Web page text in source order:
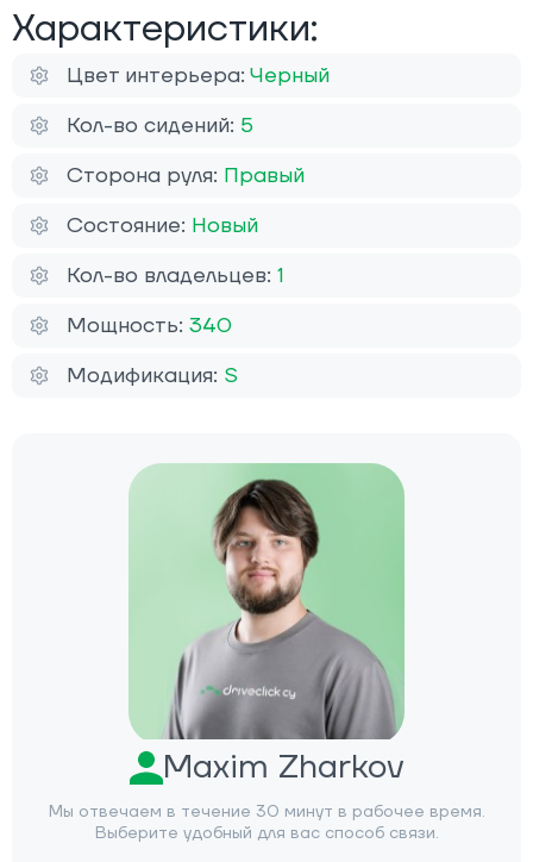
Maxim Zharkov
Мы отвечаем в течение 30 минут в рабочее время.
Выберите удобный для вас способ связи.
Характеристики:
Цвет интерьера: Черный
Кол-во сидений: 5
Сторона руля: Правый
Состояние: Новый
Кол-во владельцев: 1
Мощность: 340
Модификация: S